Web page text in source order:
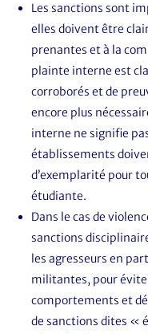
Les sanctions sont
elles doivent être
prenantes et à la
plainte interne est
corroborés et de
encore plus
interne ne signifie
établissements
d’exemplarité pour
étudiante.
Dans le cas de
sanctions
les agresseurs en
militantes, pour
comportements et
de sanctions dites «